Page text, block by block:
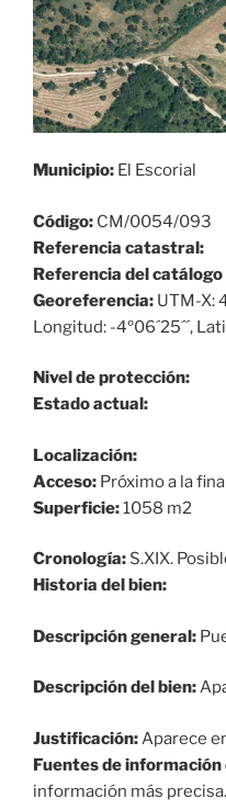
Municipio: El Escorial
Código: CM/0054/093
Referencia catastral:
Referencia del
Georeferencia: UTM-X:
Longitud: -4º06´25´´,
Nivel de protección:
Estado actual:
Localización:
Acceso: Próximo a la
Superficie:1058 m2
Cronología: S.XIX.
Historia del bien:
Descripción general:
Descripción del bien:
Justificación:Aparece
Fuentes de información
información más precisa.